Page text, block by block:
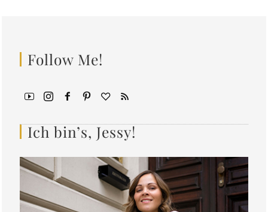
Follow Me!
Ich bin’s, Jessy!